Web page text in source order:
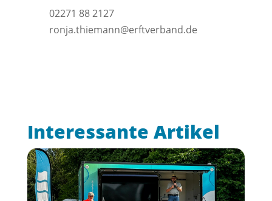
02271 88 2127
ronja.thiemann@erftverband.de
Interessante Artikel